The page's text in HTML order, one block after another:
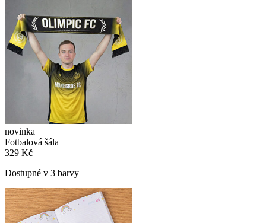
novinka
Fotbalová šála
329 Kč
Dostupné v 3 barvy